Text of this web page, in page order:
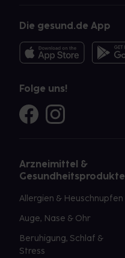
Die gesund.de App
Folge uns!
Arzneimittel &
Gesundheitsprodukte
Allergien & Heuschnupfen
Auge, Nase & Ohr
Beruhigung, Schlaf &
Stress